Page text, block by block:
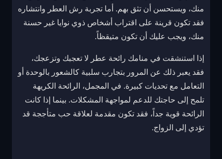
منك، ويستحسن أن تثق بهم. أما تجربة رش العطر وانتشاره
فقد تكون قرينة على اقتراب أشخاص ذوي نوايا غير حسنة
منك، ويجب عليك أن تكون متيقظاً.
إذا استنشقت في منامك رائحة عطر لا تعجبك وتزعجك،
فقد يعبر ذلك عن المرور بتجارب سلبية كالشعور بالوحدة أو
التعامل مع تحديات كبيرة. في المجمل، الرائحة الكريهة
تلمح إلى حاجتك للدعم لمواجهة المشكلات. بينما إذا كانت
الرائحة قوية جداً، فقد تكون مقدمة لعلاقة حب متأججة قد
تؤدي إلى الزواج.